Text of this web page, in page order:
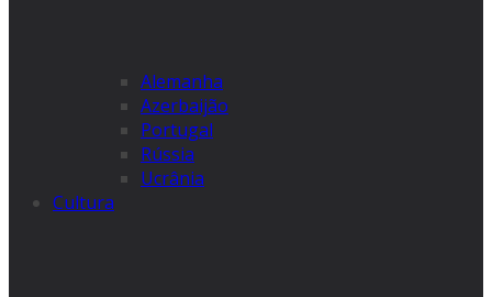
Alemanha
Azerbaijão
Portugal
Rússia
Ucrânia
Cultura